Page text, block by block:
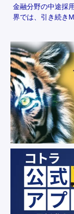
金融分野の中途採
界では、引き続き